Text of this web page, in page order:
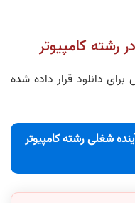
رشته کامپیوتر
دانلود قرار داده شده
شغلی رشته کامپیوتر